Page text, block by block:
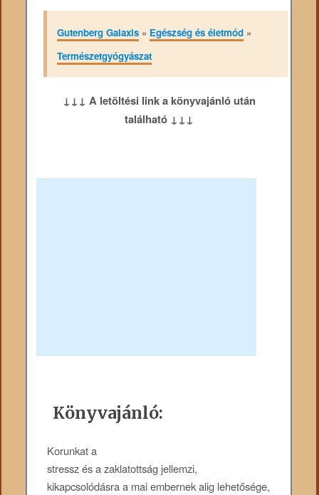
Gutenberg Galaxis» Egészség és életmód»
Természetgyógyászat
↓↓↓ A letöltési link a könyvajánló után
található ↓↓↓
Könyvajánló:
Korunkat a
stressz és a zaklatottság jellemzi,
kikapcsolódásra a mai embernek alig lehetősége,